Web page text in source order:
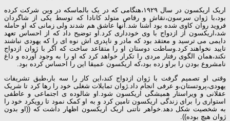
اریک اریکسون در سال ۱۹۲۹،هنگامی که در یک بالماسکه در وین شرکت کرده
بود،با ژوان سرسون،نقاش و رقاص متولد کانادا که توسط یکی از شاگردان
فروید روان کاوی شده بود آشنا شد.آنها عاشق هم شدند ولی زمانی که او حامله
شد،اریکسون از ازدواج با وی خودداری کرد.او توضیح داد که از احساس تعهد
دایمی می ترسید و معتقد بود که مادر و ناپدری اش نوه ای را که یهودی نباشند
تایید نخواهند کرد.وساطت دوستان او را متقاعد ساخت که اگر با ژوان ازدواج
نکند،همان الگوی رفتار مردی را تکرار خواهد کرد که او را به وجود آورده و داغ
نامشروع بودن را براو زده بود،که اریکسون عمیقا این را احساس کرده بود.
وقتی او تصمیم گرفت با ژوان ازدواج کند،این کار را سه بار،طبق تشریفات
یهودی،پروتستان،و عرفی انجام داد.ژوان تمایلات شغلی خود را رها کرد تا شریک
عقلانی و ویراستار همیشگی اریکسون شود.او شالوده ی اجتماعی و عاطفی
استواری را برای زندگی اریکسون تامین کرد و به او کمک نمود تا رویکرد خود را
به شخصیت شکل دهد.خواهر ناتنی اریک اریکسون اظهار داشت که ((او بدون
ژوان هیچ بوده)).